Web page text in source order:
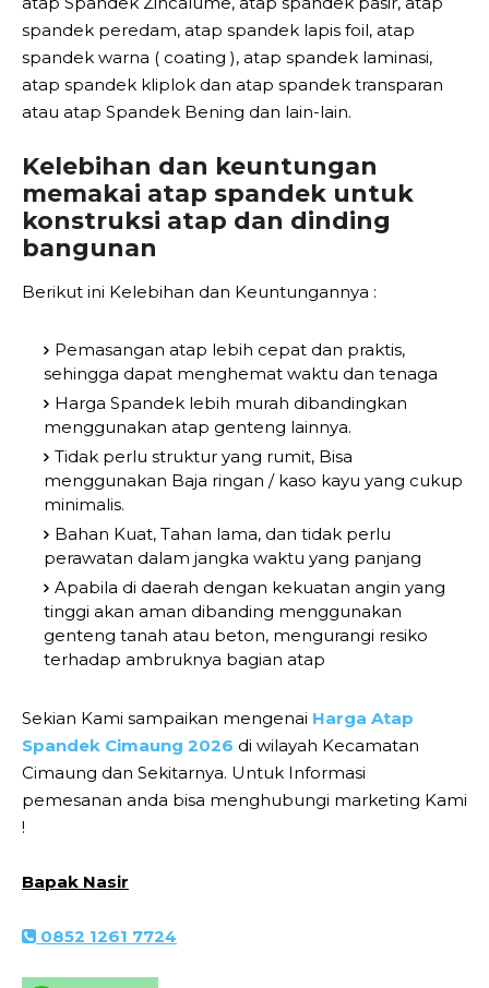
spandek peredam, atap spandek lapis foil, atap
spandek warna ( coating ), atap spandek laminasi,
atap spandek kliplok dan atap spandek transparan
atau atap Spandek Bening dan lain-lain.
Kelebihan dan keuntungan
memakai atap spandek untuk
konstruksi atap dan dinding
bangunan
Berikut ini Kelebihan dan Keuntungannya :
Pemasangan atap lebih cepat dan praktis,
sehingga dapat menghemat waktu dan tenaga
Harga Spandek lebih murah dibandingkan
menggunakan atap genteng lainnya.
Tidak perlu struktur yang rumit, Bisa
menggunakan Baja ringan / kaso kayu yang cukup
minimalis.
Bahan Kuat, Tahan lama, dan tidak perlu
perawatan dalam jangka waktu yang panjang
Apabila di daerah dengan kekuatan angin yang
tinggi akan aman dibanding menggunakan
genteng tanah atau beton, mengurangi resiko
terhadap ambruknya bagian atap
Sekian Kami sampaikan mengenai Harga Atap
Spandek Cimaung 2026 di wilayah Kecamatan
Cimaung dan Sekitarnya. Untuk Informasi
pemesanan anda bisa menghubungi marketing Kami
!
Bapak Nasir
0852 1261 7724